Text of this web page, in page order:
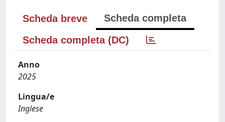
Scheda breve
Scheda completa
Scheda completa (DC)
Anno
2025
Lingua/e
Inglese